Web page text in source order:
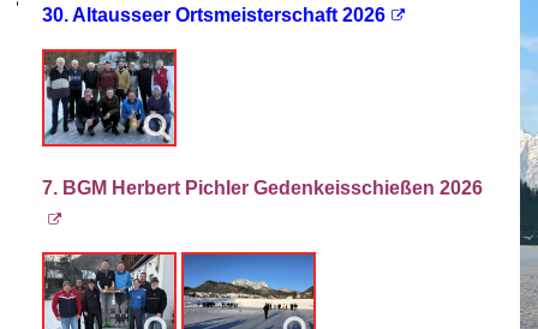
30. Altausseer Ortsmeisterschaft 2026
7. BGM Herbert Pichler Gedenkeisschießen 2026